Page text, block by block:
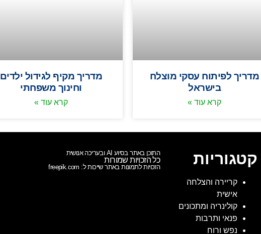
מדריך לפיתוח עסקי מוצלח
בישראל
קרא עוד »
מדריך מקיף לגידול ילדים
וחינוך משפחתי
קרא עוד »
קטגוריות
קריירה והצלחה
אישית
קולינריה ומתכונים
פנאי ותרבות
נפש ורוח
התוכן באתר בסיוע AI ובעריכה אנושית
כל הזכויות שמורות
הזכויות לתמונות באתר שייכות ל: freepik.com